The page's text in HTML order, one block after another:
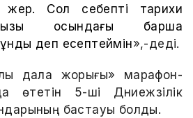
жер. Сол себепті тарихи
осындағы барша
деп есептеймін»,-деді.
дала жорығы» марафон-
өтетін 5-ші Дүниежүзілік
бастауы болды.